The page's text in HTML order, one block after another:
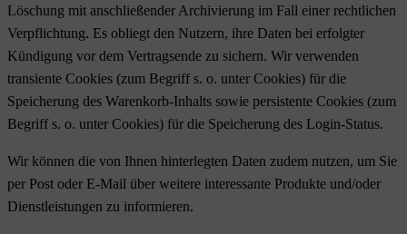
Löschung mit anschließender Archivierung im Fall einer rechtlichen
Verpflichtung. Es obliegt den Nutzern, ihre Daten bei erfolgter
Kündigung vor dem Vertragsende zu sichern. Wir verwenden
transiente Cookies (zum Begriff s. o. unter Cookies) für die
Speicherung des Warenkorb-Inhalts sowie persistente Cookies (zum
Begriff s. o. unter Cookies) für die Speicherung des Login-Status.
Wir können die von Ihnen hinterlegten Daten zudem nutzen, um Sie
per Post oder E-Mail über weitere interessante Produkte und/oder
Dienstleistungen zu informieren.